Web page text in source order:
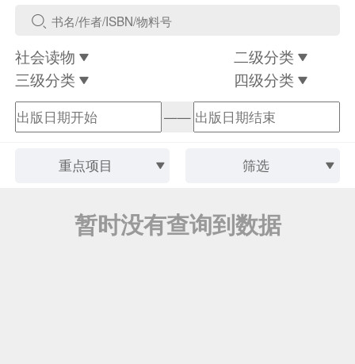
社会读物
二级分类
三级分类
四级分类
——
重点项目 筛选
暂时没有查询到数据